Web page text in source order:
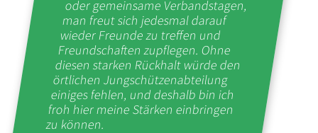
oder gemeinsame Verbandstagen,
man freut sich jedesmal darauf
wieder Freunde zu treffen und
Freundschaften zupflegen. Ohne
diesen starken Rückhalt würde den
örtlichen Jungschützenabteilung
einiges fehlen, und deshalb bin ich
froh hier meine Stärken einbringen
zu können.